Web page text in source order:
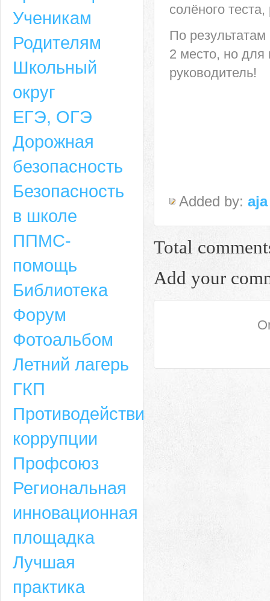
Адрес
6-49, электронный адрес: aja_70@mail.ru
солёного
По
2 место, но
руководитель!
Added by: aja
Total
Add your
Ученикам
Родителям
Школьный
округ
ЕГЭ, ОГЭ
Дорожная
безопасность
Безопасность
в школе
ППМС-
помощь
Библиотека
Форум
Фотоальбом
Летний лагерь
ГКП
Противодействие
коррупции
Профсоюз
Региональная
инновационная
площадка
Лучшая
практика